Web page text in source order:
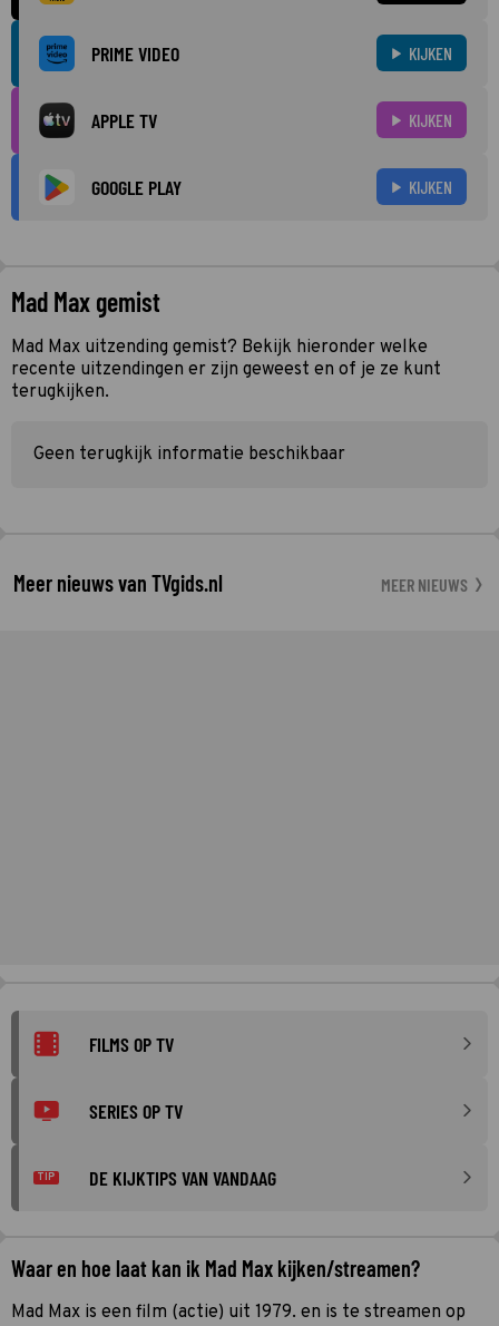
PRIME VIDEO KIJKEN
APPLE TV KIJKEN
GOOGLE PLAY KIJKEN
Mad Max gemist
Mad Max uitzending gemist? Bekijk hieronder welke
recente uitzendingen er zijn geweest en of je ze kunt
terugkijken.
Geen terugkijk informatie beschikbaar
Meer nieuws van TVgids.nl MEER NIEUWS
FILMS OP TV
SERIES OP TV
TIP DE KIJKTIPS VAN VANDAAG
Waar en hoe laat kan ik Mad Max kijken/streamen?
Mad Max is een film (actie) uit 1979. en is te streamen op